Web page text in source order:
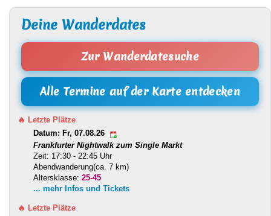
Deine Wanderdates
Zur Wanderdatesuche
Alle Termine auf der Karte entdecken
🔥 Letzte Plätze
Datum: Fr, 07.08.26
Frankfurter Nightwalk zum Single Markt
Zeit: 17:30 - 22:45 Uhr
Abendwanderung(ca. 7 km)
Altersklasse: 25-45
... mehr Infos und Tickets
🔥 Letzte Plätze